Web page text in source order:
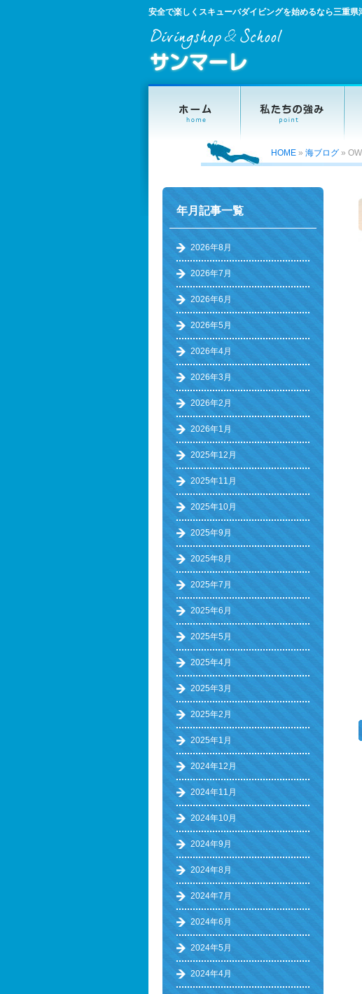
安全で楽しくスキューバダイビングを始めるなら三重県
HOME » 海ブログ »
年月記事一覧
2026年8月
2026年7月
2026年6月
2026年5月
2026年4月
2026年3月
2026年2月
2026年1月
2025年12月
2025年11月
2025年10月
2025年9月
2025年8月
2025年7月
2025年6月
2025年5月
2025年4月
2025年3月
2025年2月
2025年1月
2024年12月
2024年11月
2024年10月
2024年9月
2024年8月
2024年7月
2024年6月
2024年5月
2024年4月